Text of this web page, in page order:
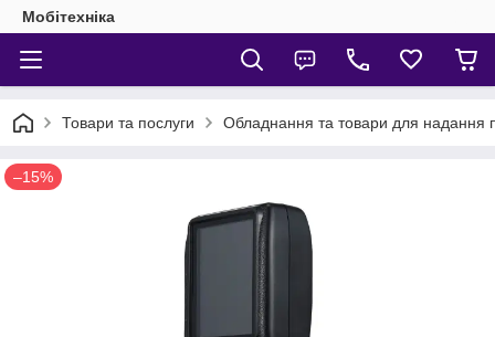
Мобітехніка
Товари та послуги Обладнання та товари для надання
–15%